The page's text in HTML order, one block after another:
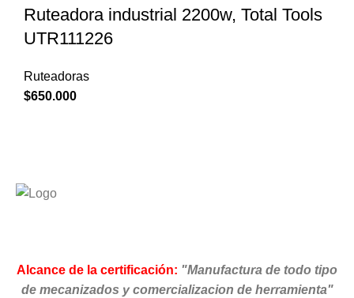
Ruteadora industrial 2200w, Total Tools
UTR111226
Ruteadoras
$650.000
Alcance de la certificación: "Manufactura de todo tipo
de mecanizados y comercializacion de herramienta"